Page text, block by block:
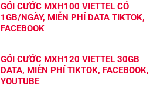
GÓI CƯỚC MXH100 VIETTEL CÓ
1GB/NGÀY, MIỄN PHÍ DATA TIKTOK,
FACEBOOK
GÓI CƯỚC MXH120 VIETTEL 30GB
DATA, MIỄN PHÍ TIKTOK, FACEBOOK,
YOUTUBE